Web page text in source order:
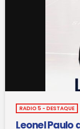
RADIO 5 - DESTAQUE
Leonel